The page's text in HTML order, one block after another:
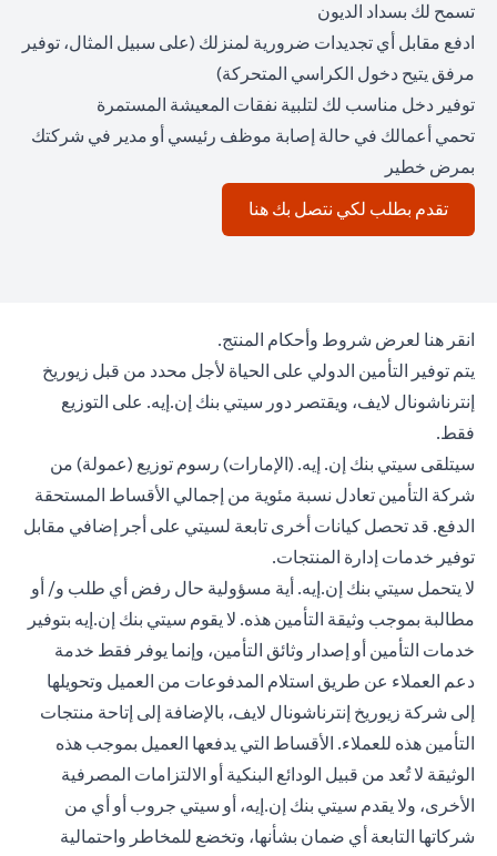
تسمح لك بسداد الديون
ادفع مقابل أي تجديدات ضرورية لمنزلك (على سبيل المثال، توفير
مرفق يتيح دخول الكراسي المتحركة)
توفير دخل مناسب لك لتلبية نفقات المعيشة المستمرة
تحمي أعمالك في حالة إصابة موظف رئيسي أو مدير في شركتك
بمرض خطير
تقدم بطلب لكي نتصل بك هنا
انقر هنا opens in a new tab
لعرض شروط وأحكام المنتج.
يتم توفير التأمين الدولي على الحياة لأجل محدد من قبل زيوريخ
إنترناشونال لايف، ويقتصر دور سيتي بنك إن.إيه. على التوزيع
فقط.
سيتلقى سيتي بنك إن. إيه. (الإمارات) رسوم توزيع (عمولة) من
شركة التأمين تعادل نسبة مئوية من إجمالي الأقساط المستحقة
الدفع. قد تحصل كيانات أخرى تابعة لسيتي على أجر إضافي مقابل
توفير خدمات إدارة المنتجات.
لا يتحمل سيتي بنك إن.إيه. أية مسؤولية حال رفض أي طلب و/ أو
مطالبة بموجب وثيقة التأمين هذه. لا يقوم سيتي بنك إن.إيه بتوفير
خدمات التأمين أو إصدار وثائق التأمين، وإنما يوفر فقط خدمة
دعم العملاء عن طريق استلام المدفوعات من العميل وتحويلها
إلى شركة زيوريخ إنترناشونال لايف، بالإضافة إلى إتاحة منتجات
التأمين هذه للعملاء. الأقساط التي يدفعها العميل بموجب هذه
الوثيقة لا تُعد من قبيل الودائع البنكية أو الالتزامات المصرفية
الأخرى، ولا يقدم سيتي بنك إن.إيه، أو سيتي جروب أو أي من
شركاتها التابعة أي ضمان بشأنها، وتخضع للمخاطر واحتمالية